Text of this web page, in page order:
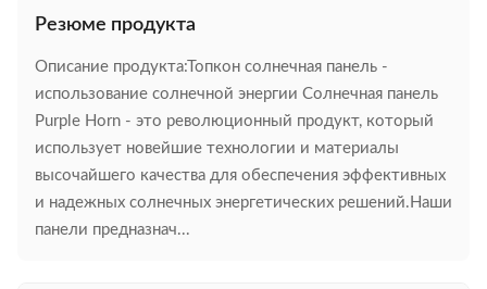
Резюме продукта
Описание продукта:Топкон солнечная панель -
использование солнечной энергии Солнечная панель
Purple Horn - это революционный продукт, который
использует новейшие технологии и материалы
высочайшего качества для обеспечения эффективных
и надежных солнечных энергетических решений.Наши
панели предназнач...